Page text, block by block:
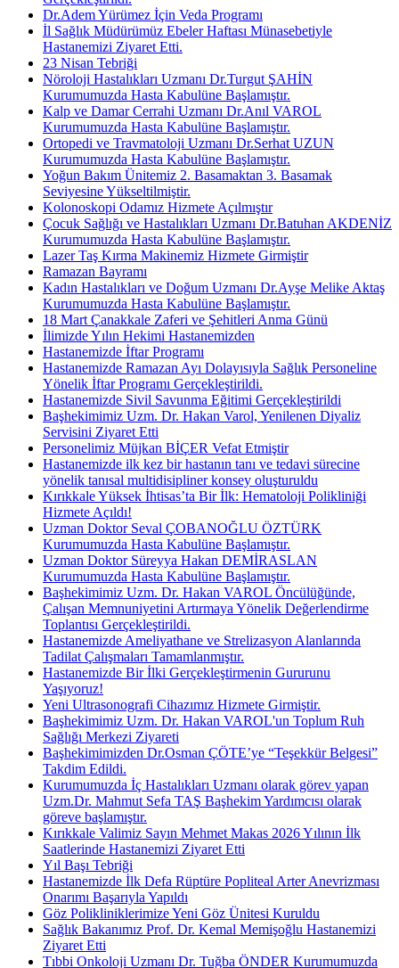
Dr.Adem Yürümez İçin Veda Programı
İl Sağlık Müdürümüz Ebeler Haftası Münasebetiyle
Hastanemizi Ziyaret Etti.
23 Nisan Tebriği
Nöroloji Hastalıkları Uzmanı Dr.Turgut ŞAHİN
Kurumumuzda Hasta Kabulüne Başlamıştır.
Kalp ve Damar Cerrahi Uzmanı Dr.Anıl VAROL
Kurumumuzda Hasta Kabulüne Başlamıştır.
Ortopedi ve Travmatoloji Uzmanı Dr.Serhat UZUN
Kurumumuzda Hasta Kabulüne Başlamıştır.
Yoğun Bakım Ünitemiz 2. Basamaktan 3. Basamak
Seviyesine Yükseltilmiştir.
Kolonoskopi Odamız Hizmete Açılmıştır
Çocuk Sağlığı ve Hastalıkları Uzmanı Dr.Batuhan AKDENİZ
Kurumumuzda Hasta Kabulüne Başlamıştır.
Lazer Taş Kırma Makinemiz Hizmete Girmiştir
Ramazan Bayramı
Kadın Hastalıkları ve Doğum Uzmanı Dr.Ayşe Melike Aktaş
Kurumumuzda Hasta Kabulüne Başlamıştır.
18 Mart Çanakkale Zaferi ve Şehitleri Anma Günü
İlimizde Yılın Hekimi Hastanemizden
Hastanemizde İftar Programı
Hastanemizde Ramazan Ayı Dolayısıyla Sağlık Personeline
Yönelik İftar Programı Gerçekleştirildi.
Hastanemizde Sivil Savunma Eğitimi Gerçekleştirildi
Başhekimimiz Uzm. Dr. Hakan Varol, Yenilenen Diyaliz
Servisini Ziyaret Etti
Personelimiz Müjkan BİÇER Vefat Etmiştir
Hastanemizde ilk kez bir hastanın tanı ve tedavi sürecine
yönelik tanısal multidisipliner konsey oluşturuldu
Kırıkkale Yüksek İhtisas’ta Bir İlk: Hematoloji Polikliniği
Hizmete Açıldı!
Uzman Doktor Seval ÇOBANOĞLU ÖZTÜRK
Kurumumuzda Hasta Kabulüne Başlamıştır.
Uzman Doktor Süreyya Hakan DEMİRASLAN
Kurumumuzda Hasta Kabulüne Başlamıştır.
Başhekimimiz Uzm. Dr. Hakan VAROL Öncülüğünde,
Çalışan Memnuniyetini Artırmaya Yönelik Değerlendirme
Toplantısı Gerçekleştirildi.
Hastanemizde Ameliyathane ve Strelizasyon Alanlarında
Tadilat Çalışmaları Tamamlanmıştır.
Hastanemizde Bir İlki Gerçekleştirmenin Gururunu
Yaşıyoruz!
Yeni Ultrasonografi Cihazımız Hizmete Girmiştir.
Başhekimimiz Uzm. Dr. Hakan VAROL'un Toplum Ruh
Sağlığı Merkezi Ziyareti
Başhekimimizden Dr.Osman ÇÖTE’ye “Teşekkür Belgesi”
Takdim Edildi.
Kurumumuzda İç Hastalıkları Uzmanı olarak görev yapan
Uzm.Dr. Mahmut Sefa TAŞ Başhekim Yardımcısı olarak
göreve başlamıştır.
Kırıkkale Valimiz Sayın Mehmet Makas 2026 Yılının İlk
Saatlerinde Hastanemizi Ziyaret Etti
Yıl Başı Tebriği
Hastanemizde İlk Defa Rüptüre Popliteal Arter Anevrizması
Onarımı Başarıyla Yapıldı
Göz Polikliniklerimize Yeni Göz Ünitesi Kuruldu
Sağlık Bakanımız Prof. Dr. Kemal Memişoğlu Hastanemizi
Ziyaret Etti
Tıbbi Onkoloji Uzmanı Dr. Tuğba ÖNDER Kurumumuzda